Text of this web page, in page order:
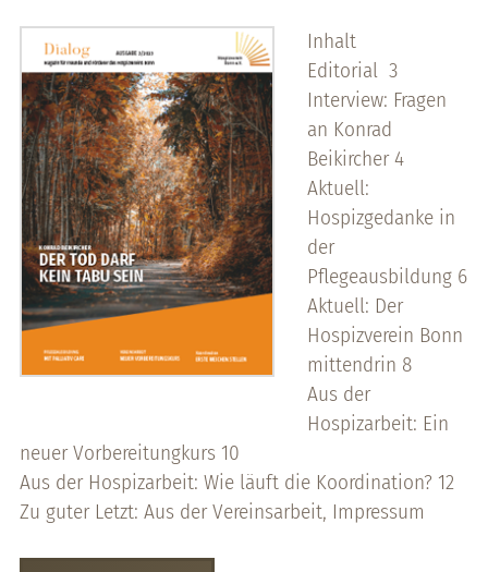
Inhalt
Editorial 3
Interview: Fragen
an Konrad
Beikircher 4
Aktuell:
Hospizgedanke in
der
Pflegeausbildung 6
Aktuell: Der
Hospizverein Bonn
mittendrin 8
Aus der
Hospizarbeit: Ein
neuer Vorbereitungkurs 10
Aus der Hospizarbeit: Wie läuft die Koordination? 12
Zu guter Letzt: Aus der Vereinsarbeit, Impressum